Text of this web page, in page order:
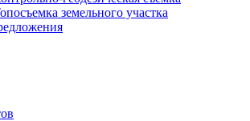
земельного участка